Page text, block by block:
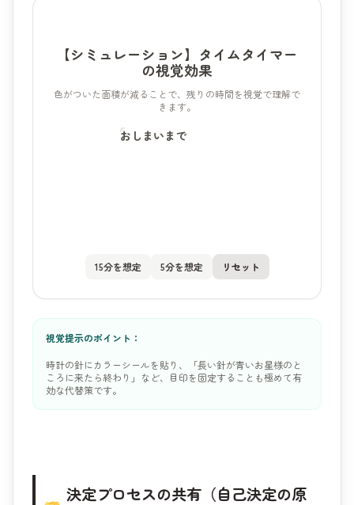
【シミュレーション】タイムタイマー
の視覚効果
色がついた面積が減ることで、残りの時間を視覚で理解で
きます。
おしまいまで
15分を想定 5分を想定 リセット
視覚提示のポイント：
時計の針にカラーシールを貼り、「長い針が青いお星様のと
ころに来たら終わり」など、目印を固定することも極めて有
効な代替策です。
決定プロセスの共有（自己決定の原